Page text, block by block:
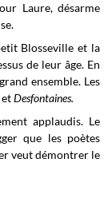
Laure, désarme
Blosseville et la
de leur âge. En
ensemble. Les
etDesfontaines.
applaudis. Le
que les poètes
veut démontrer le